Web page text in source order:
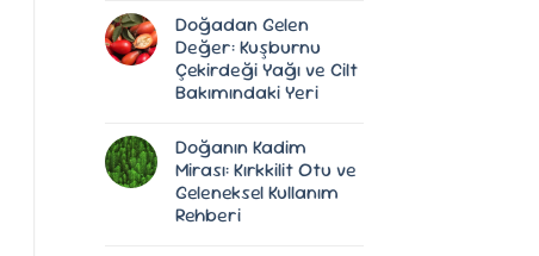
Rehberi
Mor
Bir
Miras:
Lavanta
Çiçeği
ve
Gücü
Doğadan Gelen
Değer: Kuşburnu
Çekirdeği Yağı ve Cilt
Bakımındaki Yeri
Doğadan
Gelen
Değer:
Kuşburnu
Çekirdeği
Yağı
Doğanın Kadim
Mirası: Kırkkilit Otu ve
Geleneksel Kullanım
Rehberi